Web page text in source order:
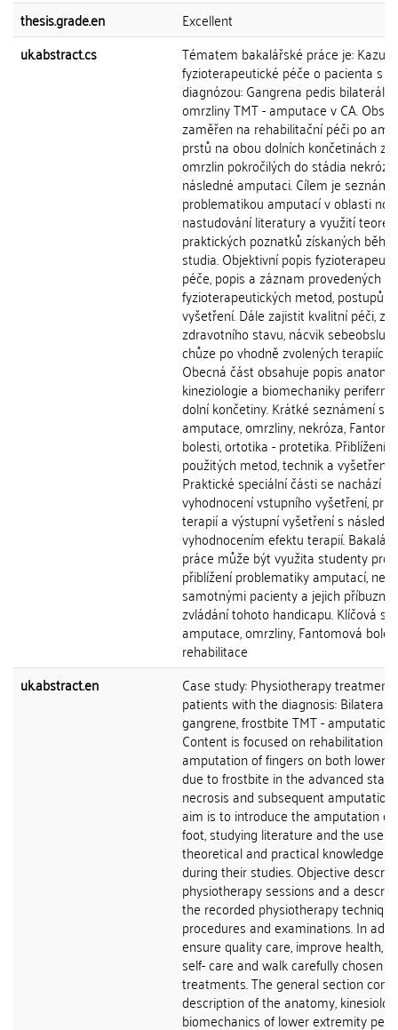
thesis.grade.en
Excellent
uk.abstract.cs
Tématem bakalářské práce je:
fyzioterapeutické péče o pacienta s
diagnózou: Gangrena pedis
omrzliny TMT - amputace v CA.
zaměřen na rehabilitační péči po
prstů na obou dolních končetinách z
omrzlin pokročilých do stádia
následné amputaci. Cílem je
problematikou amputací v oblasti
nastudování literatury a využití
praktických poznatků získaných
studia. Objektivní popis
péče, popis a záznam provedených
fyzioterapeutických metod, postupů a
vyšetření. Dále zajistit kvalitní péči,
zdravotního stavu, nácvik
chůze po vhodně zvolených terapiích.
Obecná část obsahuje popis
kineziologie a biomechaniky periferní
dolní končetiny. Krátké seznámení s
amputace, omrzliny, nekróza,
bolesti, ortotika - protetika. Přiblížení
použitých metod, technik a vyšetření.
Praktické speciální části se nachází
vyhodnocení vstupního vyšetření,
terapií a výstupní vyšetření s
vyhodnocením efektu terapií.
práce může být využita studenty pro
přiblížení problematiky amputací,
samotnými pacienty a jejich
zvládání tohoto handicapu. Klíčová
amputace, omrzliny, Fantomová
rehabilitace
uk.abstract.en
Case study: Physiotherapy treatment
patients with the diagnosis: Bilateral
gangrene, frostbite TMT - amputation
Content is focused on rehabilitation
amputation of fingers on both lower
due to frostbite in the advanced
necrosis and subsequent
aim is to introduce the amputation
foot, studying literature and the use of
theoretical and practical knowledge
during their studies. Objective
physiotherapy sessions and a
the recorded physiotherapy
procedures and examinations. In
ensure quality care, improve health,
self- care and walk carefully chosen
treatments. The general section
description of the anatomy,
biomechanics of lower extremity